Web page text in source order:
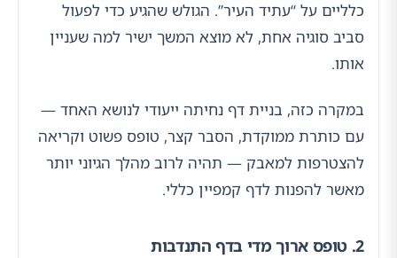
כלליים על “עתיד העיר”. הגולש שהגיע כדי לפעול
סביב סוגיה אחת, לא מוצא המשך ישיר למה שעניין
אותו.
במקרה כזה, בניית דף נחיתה ייעודי לנושא האחד —
עם כותרת ממוקדת, הסבר קצר, טופס פשוט וקריאה
להצטרפות למאבק — תהיה לרוב מהלך הגיוני יותר
מאשר להפנות לדף קמפיין כללי.
2. טופס ארוך מדי בדף התנדבות